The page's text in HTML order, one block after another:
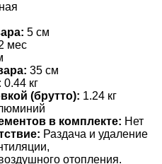
5 см
мес
35 см
0.44 кг
(брутто): 1.24 кг
в комплекте: Нет
Раздача и удаление
отопления.